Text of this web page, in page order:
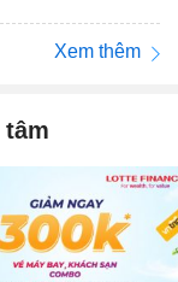
Xem thêm
tâm